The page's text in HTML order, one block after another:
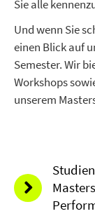
Sie alle
Und wenn Sie
einen Blick auf
Semester. Wir
Workshops
unserem